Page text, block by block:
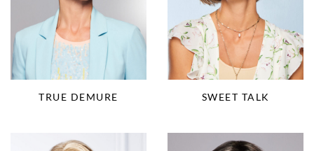
TRUE DEMURE SWEET TALK